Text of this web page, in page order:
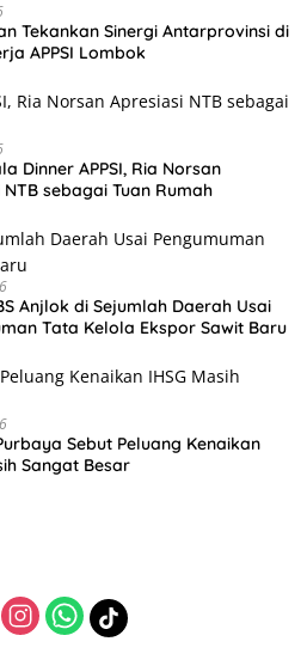
Tekankan Sinergi Antarprovinsi di
APPSI Lombok
Dinner APPSI, Ria Norsan
sebagai Tuan Rumah
Anjlok di Sejumlah Daerah Usai
Tata Kelola Ekspor Sawit Baru
Sebut Peluang Kenaikan
Sangat Besar